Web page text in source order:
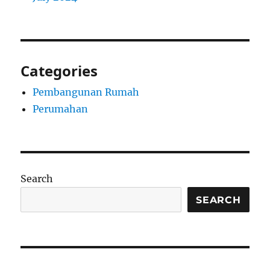
Categories
Pembangunan Rumah
Perumahan
Search
SEARCH